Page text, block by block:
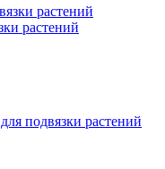
растений
подвязки растений